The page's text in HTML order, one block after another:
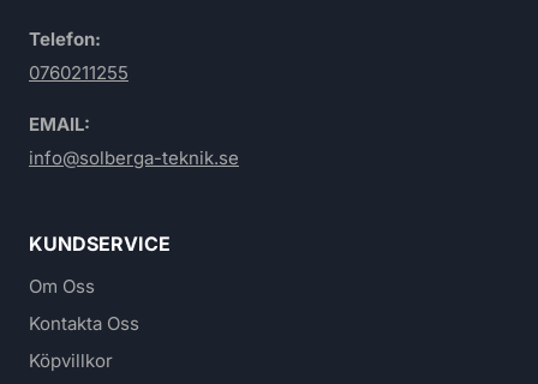
Telefon:
0760211255
EMAIL:
info@solberga-teknik.se
KUNDSERVICE
Om Oss
Kontakta Oss
Köpvillkor